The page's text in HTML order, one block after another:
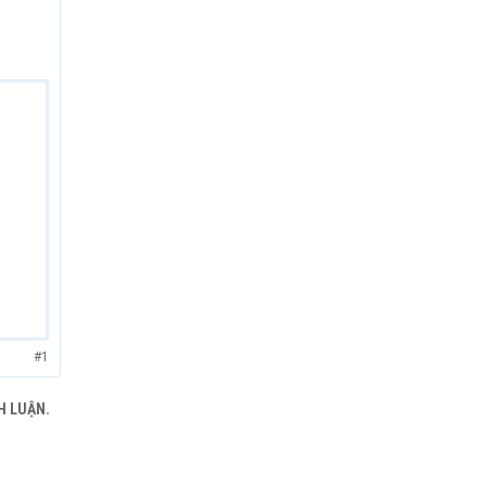
#1
LUẬN.